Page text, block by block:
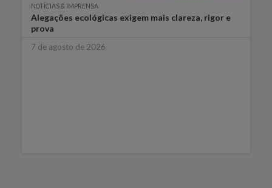
NOTÍCIAS & IMPRENSA
Alegações ecológicas exigem mais clareza, rigor e
prova
7 de agosto de 2026